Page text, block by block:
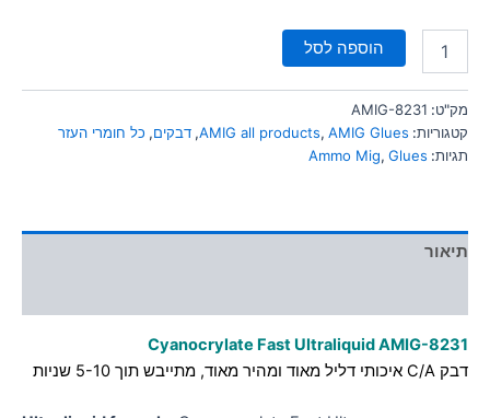
הוספה לסל
מק"ט: AMIG-8231
קטגוריות:
AMIG all products, AMIG Glues
, דבקים, כל חומרי העזר
תגיות:
Ammo Mig, Glues
תיאור
Cyanocrylate Fast Ultraliquid AMIG-8231
דבק C/A איכותי דליל מאוד ומהיר מאוד, מתייבש תוך 5-10 שניות